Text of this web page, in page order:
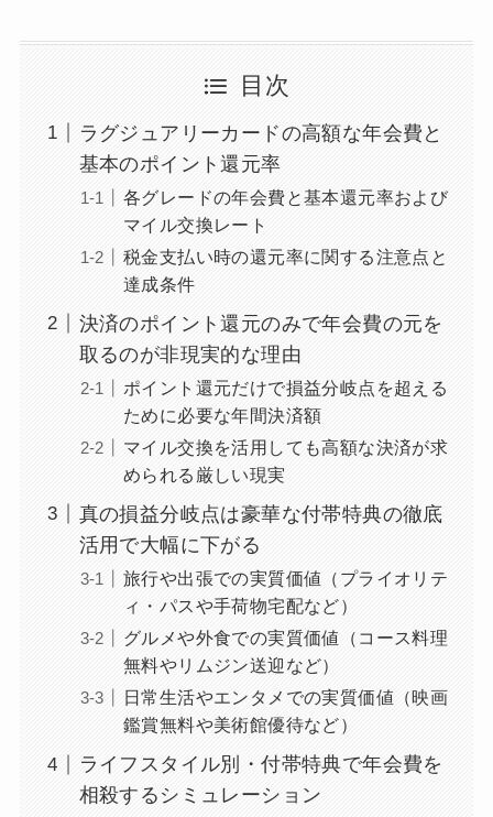
目次
ラグジュアリーカードの高額な年会費と
基本のポイント還元率
各グレードの年会費と基本還元率および
マイル交換レート
税金支払い時の還元率に関する注意点と
達成条件
決済のポイント還元のみで年会費の元を
取るのが非現実的な理由
ポイント還元だけで損益分岐点を超える
ために必要な年間決済額
マイル交換を活用しても高額な決済が求
められる厳しい現実
真の損益分岐点は豪華な付帯特典の徹底
活用で大幅に下がる
旅行や出張での実質価値（プライオリテ
ィ・パスや手荷物宅配など）
グルメや外食での実質価値（コース料理
無料やリムジン送迎など）
日常生活やエンタメでの実質価値（映画
鑑賞無料や美術館優待など）
ライフスタイル別・付帯特典で年会費を
相殺するシミュレーション